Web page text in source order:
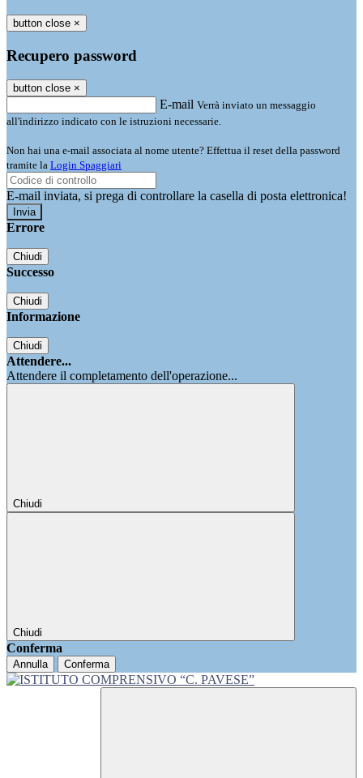
button close ×
Recupero password
button close ×
E-mail Verrà inviato un messaggio
all'indirizzo indicato con le istruzioni necessarie.
Non hai una e-mail associata al nome utente? Effettua il reset della password
tramite la Login Spaggiari
E-mail inviata, si prega di controllare la casella di posta elettronica!
Errore
Chiudi
Successo
Chiudi
Informazione
Chiudi
Attendere...
Attendere il completamento dell'operazione...
Chiudi
Chiudi
Conferma
Annulla Conferma